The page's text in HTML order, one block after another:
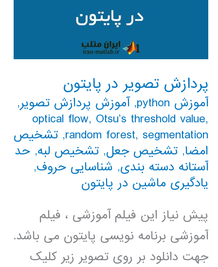
پردازش تصویر در پایتون
آموزش python ,آموزش پردازش تصویر,
optical flow, Otsu’s threshold value,
random forest, segmentation
, تشخیص
امضا, تشخیص جعل, تشخیص لبه, حد
آستانه دسته بندی, شناسایی حروف,
یادگیری ماشین در پایتون
پیش نیاز این فیلم آموزشی ، فیلم
آموزشی برنامه نویسی پایتون می باشد.
جهت دانلود بر روی تصویر زیر کلیک